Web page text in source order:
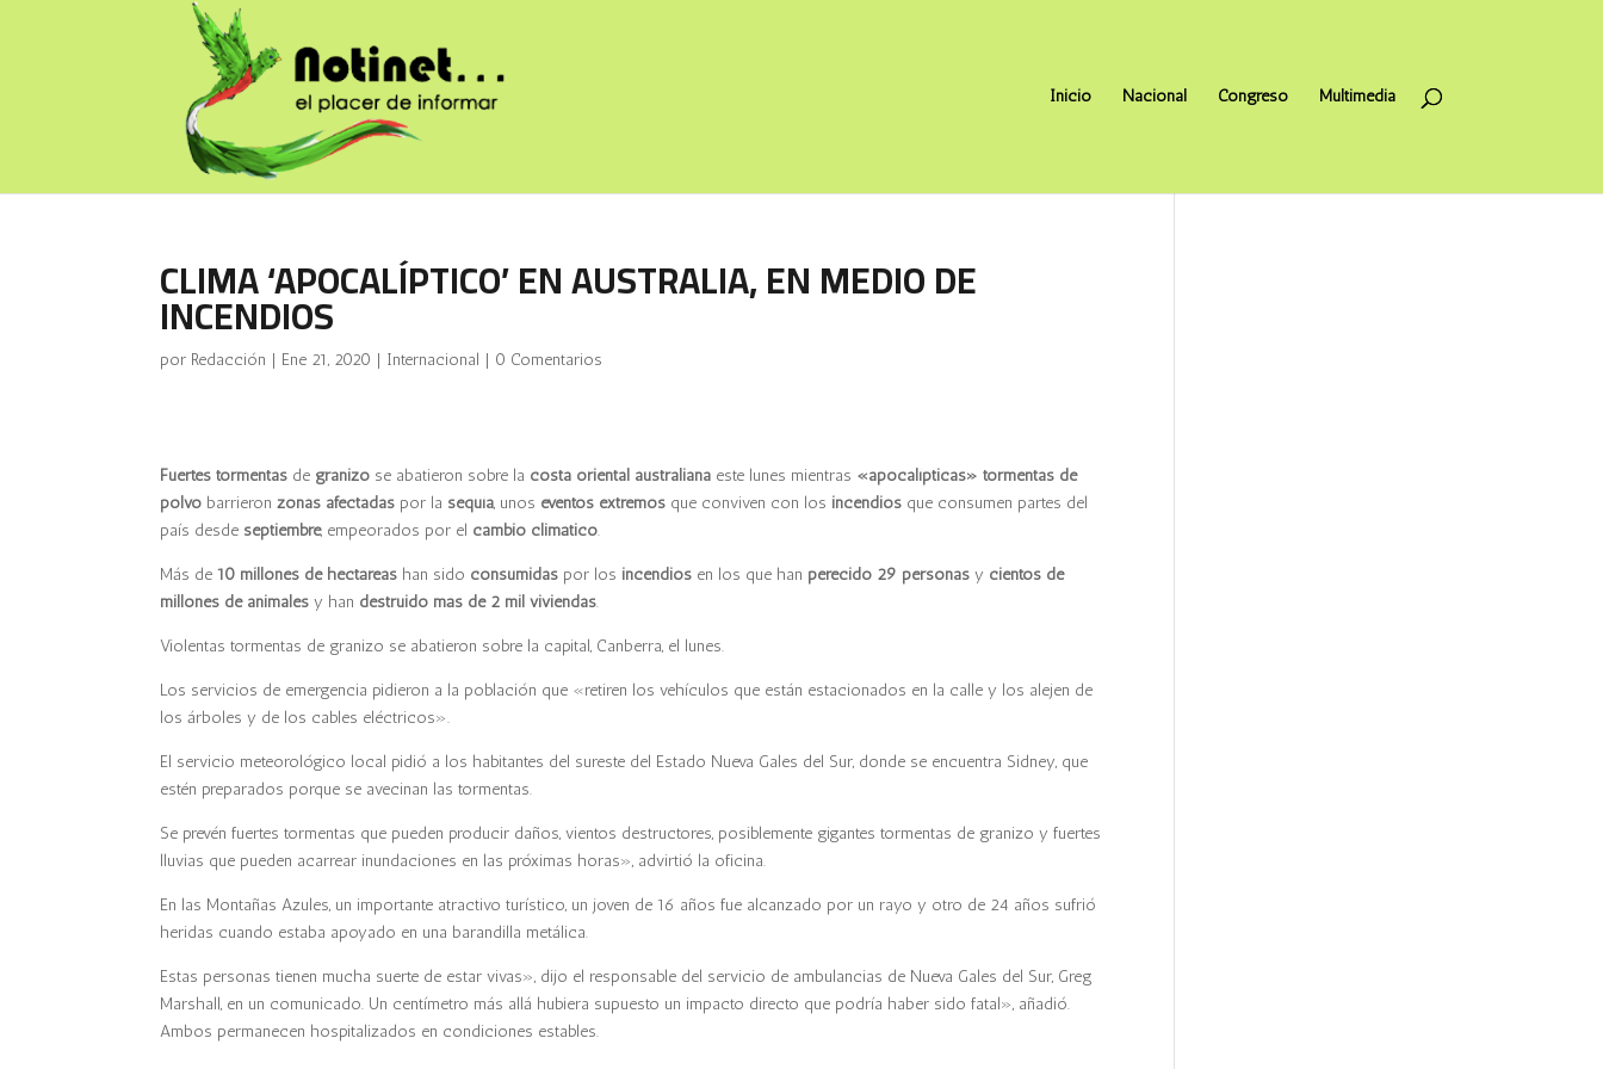
Inicio Nacional Congreso Multimedia
CLIMA ‘APOCALÍPTICO’ EN AUSTRALIA, EN MEDIO DE
INCENDIOS
por Redacción | Ene 21, 2020 | Internacional | 0 Comentarios
Fuertes tormentas de granizo se abatieron sobre la costa oriental australiana este lunes mientras «apocalípticas» tormentas de
polvo barrieronzonas afectadas por la sequía, unos eventos extremos que conviven con los incendios que consumen partes del
país desde septiembre, empeorados por el cambio climático.
Más de10 millones de hectáreas han sido consumidas por los incendios en los que han perecido 29 personas y cientos de
millones de animales y han destruido más de 2 mil viviendas.
Violentas tormentas de granizo se abatieron sobre la capital, Canberra, el lunes.
Los servicios de emergencia pidieron a la población que «retiren los vehículos que están estacionados en la calle y los alejen de
los árboles y de los cables eléctricos».
El servicio meteorológico local pidió a los habitantes del sureste del Estado Nueva Gales del Sur, donde se encuentra Sidney, que
estén preparados porque se avecinan las tormentas.
Se prevén fuertes tormentas que pueden producir daños, vientos destructores, posiblemente gigantes tormentas de granizo y fuertes
lluvias que pueden acarrear inundaciones en las próximas horas», advirtió la oficina.
En las Montañas Azules, un importante atractivo turístico, un joven de 16 años fue alcanzado por un rayo y otro de 24 años sufrió
heridas cuando estaba apoyado en una barandilla metálica.
Estas personas tienen mucha suerte de estar vivas», dijo el responsable del servicio de ambulancias de Nueva Gales del Sur, Greg
Marshall, en un comunicado. Un centímetro más allá hubiera supuesto un impacto directo que podría haber sido fatal», añadió.
Ambos permanecen hospitalizados en condiciones estables.